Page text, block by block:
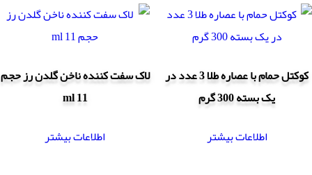
کوکتل حمام با عصاره طلا 3 عدد در
یک بسته 300 گرم
اطلاعات بیشتر
لاک سفت کننده ناخن گلدن رز حجم
11 ml
اطلاعات بیشتر